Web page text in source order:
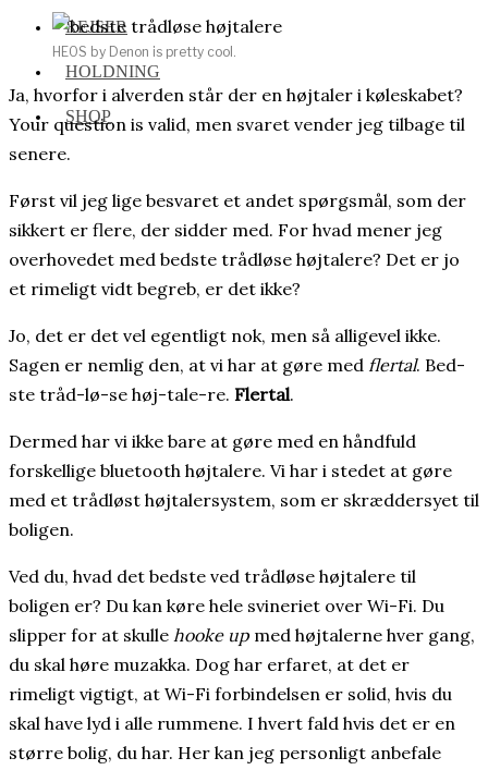
REJSER
HOLDNING
SHOP
HEOS by Denon is pretty cool.
Ja, hvorfor i alverden står der en højtaler i køleskabet?
Your question is valid, men svaret vender jeg tilbage til
senere.
Først vil jeg lige besvaret et andet spørgsmål, som der
sikkert er flere, der sidder med. For hvad mener jeg
overhovedet med bedste trådløse højtalere? Det er jo
et rimeligt vidt begreb, er det ikke?
Jo, det er det vel egentligt nok, men så alligevel ikke.
Sagen er nemlig den, at vi har at gøre med flertal. Bed-
ste tråd-lø-se høj-tale-re. Flertal.
Dermed har vi ikke bare at gøre med en håndfuld
forskellige bluetooth højtalere. Vi har i stedet at gøre
med et trådløst højtalersystem, som er skræddersyet til
boligen.
Ved du, hvad det bedste ved trådløse højtalere til
boligen er? Du kan køre hele svineriet over Wi-Fi. Du
slipper for at skulle hooke up med højtalerne hver gang,
du skal høre muzakka. Dog har erfaret, at det er
rimeligt vigtigt, at Wi-Fi forbindelsen er solid, hvis du
skal have lyd i alle rummene. I hvert fald hvis det er en
større bolig, du har. Her kan jeg personligt anbefale